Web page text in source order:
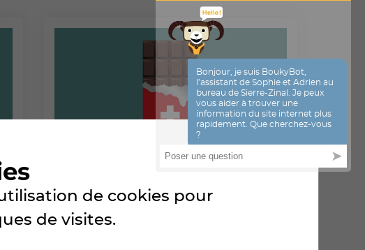
MERCREDI 29 JUILLET 2026
de cookies pour
de visites.